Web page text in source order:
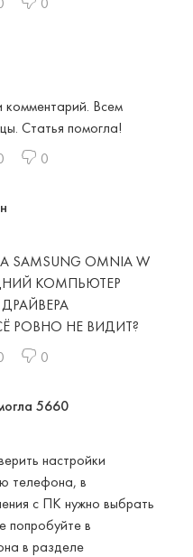
комментарий. Всем
Статья помогла!
0
OMNIA W
КОМПЬЮТЕР
РОВНО НЕ ВИДИТ?
0
5660
настройки
телефона, в
с ПК нужно выбрать
попробуйте в
в разделе